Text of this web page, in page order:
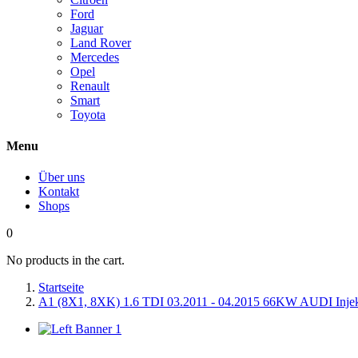
Ford
Jaguar
Land Rover
Mercedes
Opel
Renault
Smart
Toyota
Menu
Über uns
Kontakt
Shops
0
No products in the cart.
Startseite
A1 (8X1, 8XK) 1.6 TDI 03.2011 - 04.2015 66KW AUDI